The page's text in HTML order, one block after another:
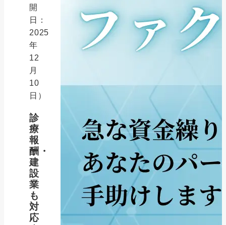
開
日：
2025
年
12
月
10
日）
診
療
報
酬・
建
設
業
も
対
応